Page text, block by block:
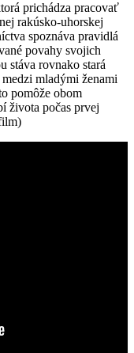
prichádza pracovať
rakúsko-uhorskej
spoznáva pravidlá
povahy svojich
stáva rovnako stará
mladými ženami
pomôže obom
života počas prvej